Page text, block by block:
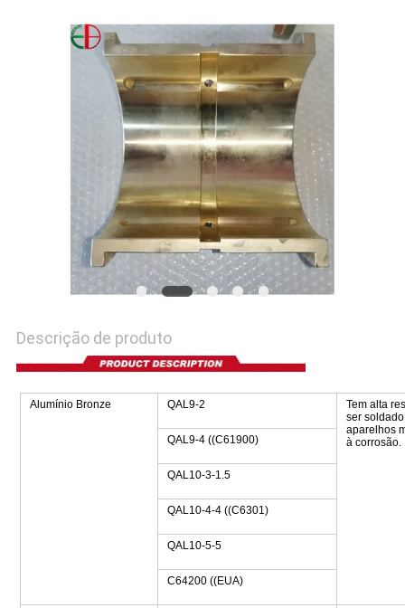
POLÍTICA
PRIVACIDADE
Descrição de produto
Alumínio Bronze QAL9-2
Tem alta
ser
aparelhos
à corrosão.
QAL9-4 ((C61900)
QAL10-3-1.5
QAL10-4-4 ((C6301)
QAL10-5-5
C64200 ((EUA)